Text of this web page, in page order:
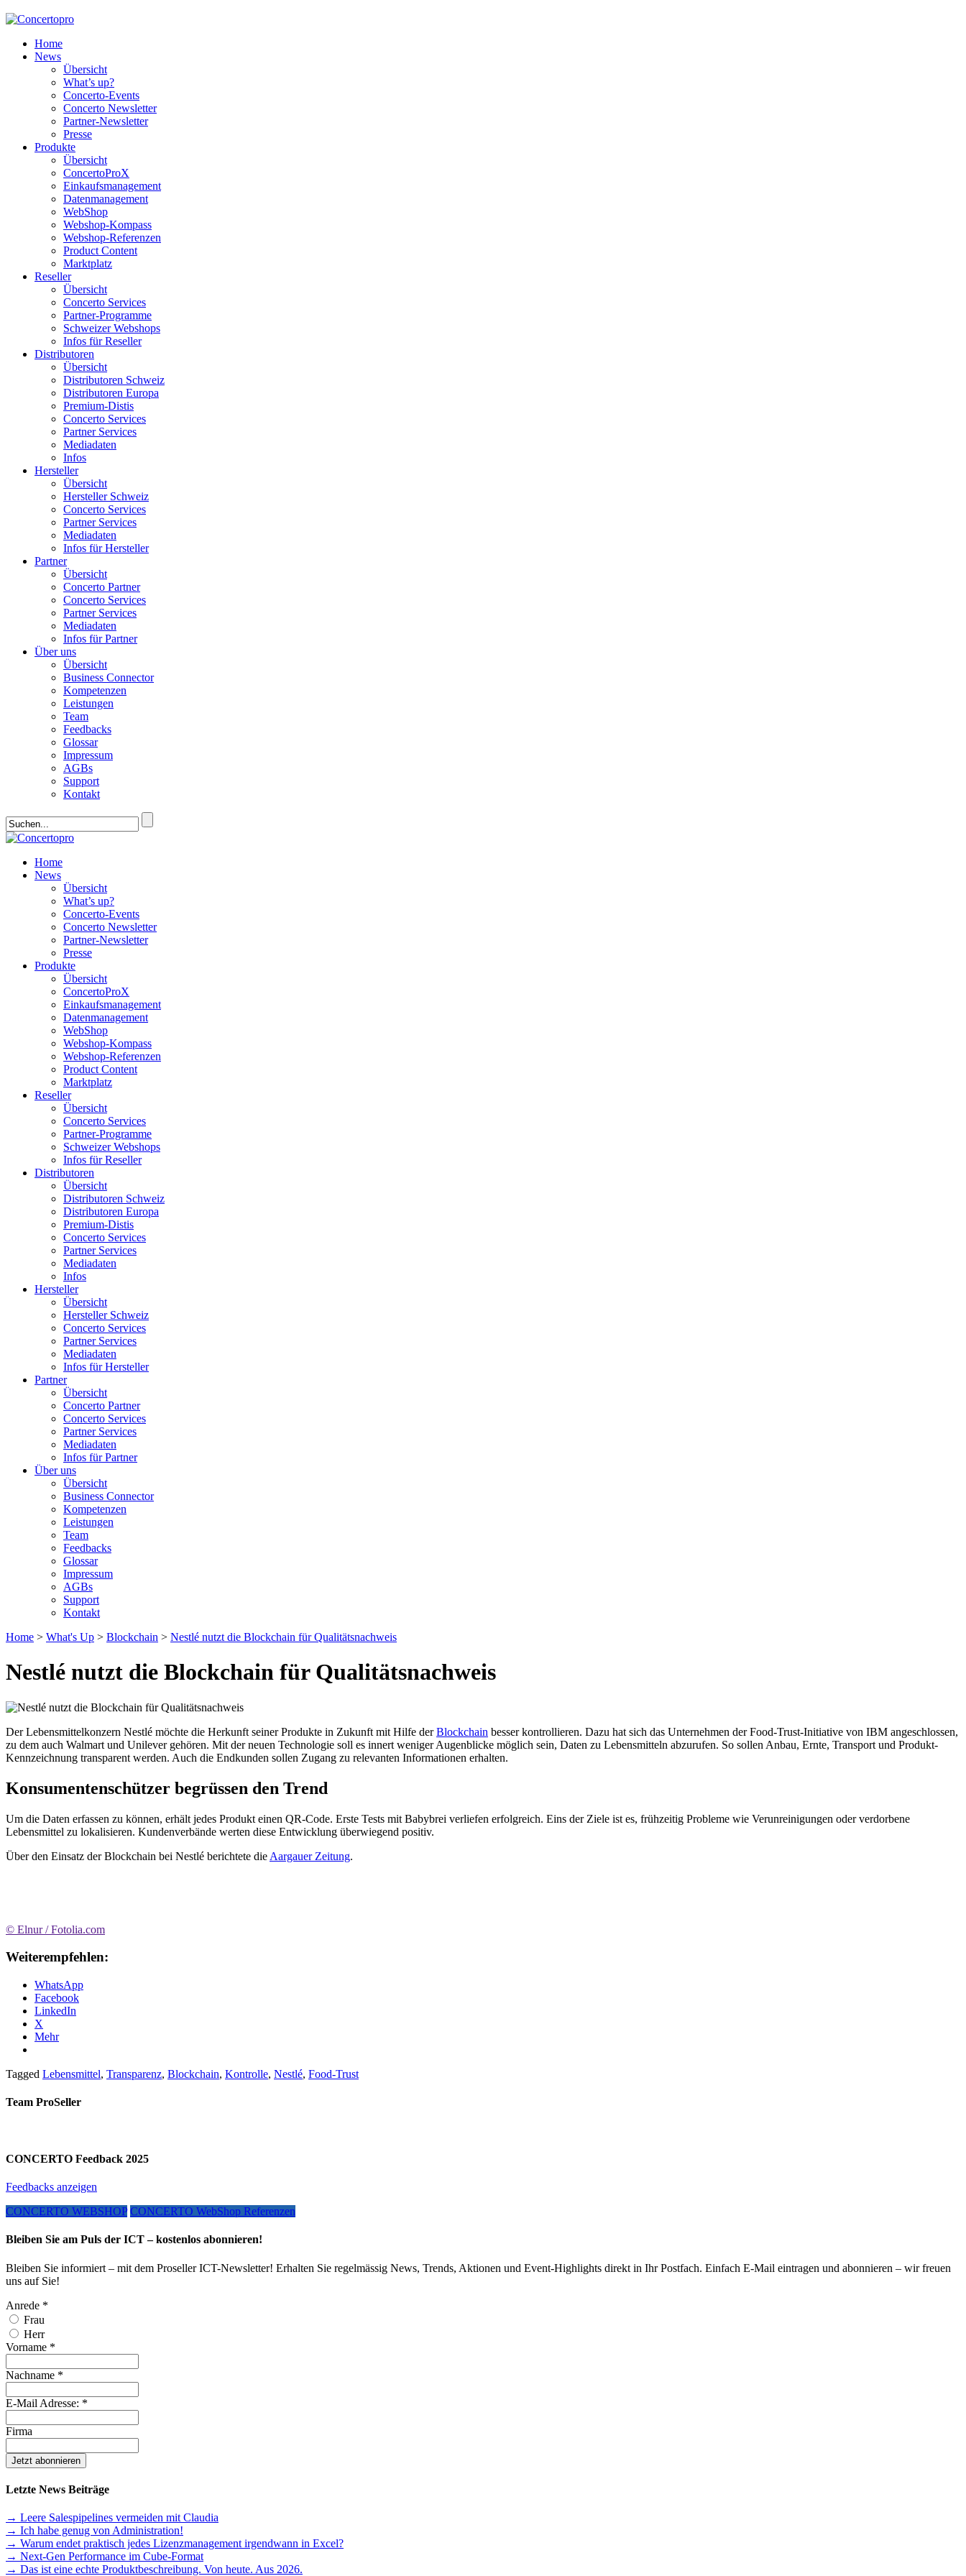
Home
News
Übersicht
What’s up?
Concerto-Events
Concerto Newsletter
Partner-Newsletter
Presse
Produkte
Übersicht
ConcertoProX
Einkaufsmanagement
Datenmanagement
WebShop
Webshop-Kompass
Webshop-Referenzen
Product Content
Marktplatz
Reseller
Übersicht
Concerto Services
Partner-Programme
Schweizer Webshops
Infos für Reseller
Distributoren
Übersicht
Distributoren Schweiz
Distributoren Europa
Premium-Distis
Concerto Services
Partner Services
Mediadaten
Infos
Hersteller
Übersicht
Hersteller Schweiz
Concerto Services
Partner Services
Mediadaten
Infos für Hersteller
Partner
Übersicht
Concerto Partner
Concerto Services
Partner Services
Mediadaten
Infos für Partner
Über uns
Übersicht
Business Connector
Kompetenzen
Leistungen
Team
Feedbacks
Glossar
Impressum
AGBs
Support
Kontakt
Home
News
Übersicht
What’s up?
Concerto-Events
Concerto Newsletter
Partner-Newsletter
Presse
Produkte
Übersicht
ConcertoProX
Einkaufsmanagement
Datenmanagement
WebShop
Webshop-Kompass
Webshop-Referenzen
Product Content
Marktplatz
Reseller
Übersicht
Concerto Services
Partner-Programme
Schweizer Webshops
Infos für Reseller
Distributoren
Übersicht
Distributoren Schweiz
Distributoren Europa
Premium-Distis
Concerto Services
Partner Services
Mediadaten
Infos
Hersteller
Übersicht
Hersteller Schweiz
Concerto Services
Partner Services
Mediadaten
Infos für Hersteller
Partner
Übersicht
Concerto Partner
Concerto Services
Partner Services
Mediadaten
Infos für Partner
Über uns
Übersicht
Business Connector
Kompetenzen
Leistungen
Team
Feedbacks
Glossar
Impressum
AGBs
Support
Kontakt
Home > What's Up > Blockchain > Nestlé nutzt die Blockchain für Qualitätsnachweis
Nestlé nutzt die Blockchain für Qualitätsnachweis
Der Lebensmittelkonzern Nestlé möchte die Herkunft seiner Produkte in Zukunft mit Hilfe derBlockchain besser kontrollieren. Dazu hat sich das Unternehmen der Food-Trust-Initiative von IBM angeschlossen,
zu dem auch Walmart und Unilever gehören. Mit der neuen Technologie soll es innert weniger Augenblicke möglich sein, Daten zu Lebensmitteln abzurufen. So sollen Anbau, Ernte, Transport und Produkt-
Kennzeichnung transparent werden. Auch die Endkunden sollen Zugang zu relevanten Informationen erhalten.
Konsumentenschützer begrüssen den Trend
Um die Daten erfassen zu können, erhält jedes Produkt einen QR-Code. Erste Tests mit Babybrei verliefen erfolgreich. Eins der Ziele ist es, frühzeitig Probleme wie Verunreinigungen oder verdorbene
Lebensmittel zu lokalisieren. Kundenverbände werten diese Entwicklung überwiegend positiv.
Über den Einsatz der Blockchain bei Nestlé berichtete die Aargauer Zeitung.
© Elnur / Fotolia.com
Weiterempfehlen:
WhatsApp
Facebook
LinkedIn
X
Mehr
Tagged Lebensmittel, Transparenz, Blockchain, Kontrolle, Nestlé, Food-Trust
Team ProSeller
CONCERTO Feedback 2025
Feedbacks anzeigen
CONCERTO WEBSHOP CONCERTO WebShop Referenzen
Bleiben Sie am Puls der ICT – kostenlos abonnieren!
Bleiben Sie informiert – mit dem Proseller ICT-Newsletter! Erhalten Sie regelmässig News, Trends, Aktionen und Event-Highlights direkt in Ihr Postfach. Einfach E-Mail eintragen und abonnieren – wir freuen
uns auf Sie!
Anrede *
Frau
Herr
Vorname *
Nachname *
E-Mail Adresse: *
Firma
Letzte News Beiträge
→ Leere Salespipelines vermeiden mit Claudia
→ Ich habe genug von Administration!
→ Warum endet praktisch jedes Lizenzmanagement irgendwann in Excel?
→ Next-Gen Performance im Cube-Format
→ Das ist eine echte Produktbeschreibung. Von heute. Aus 2026.